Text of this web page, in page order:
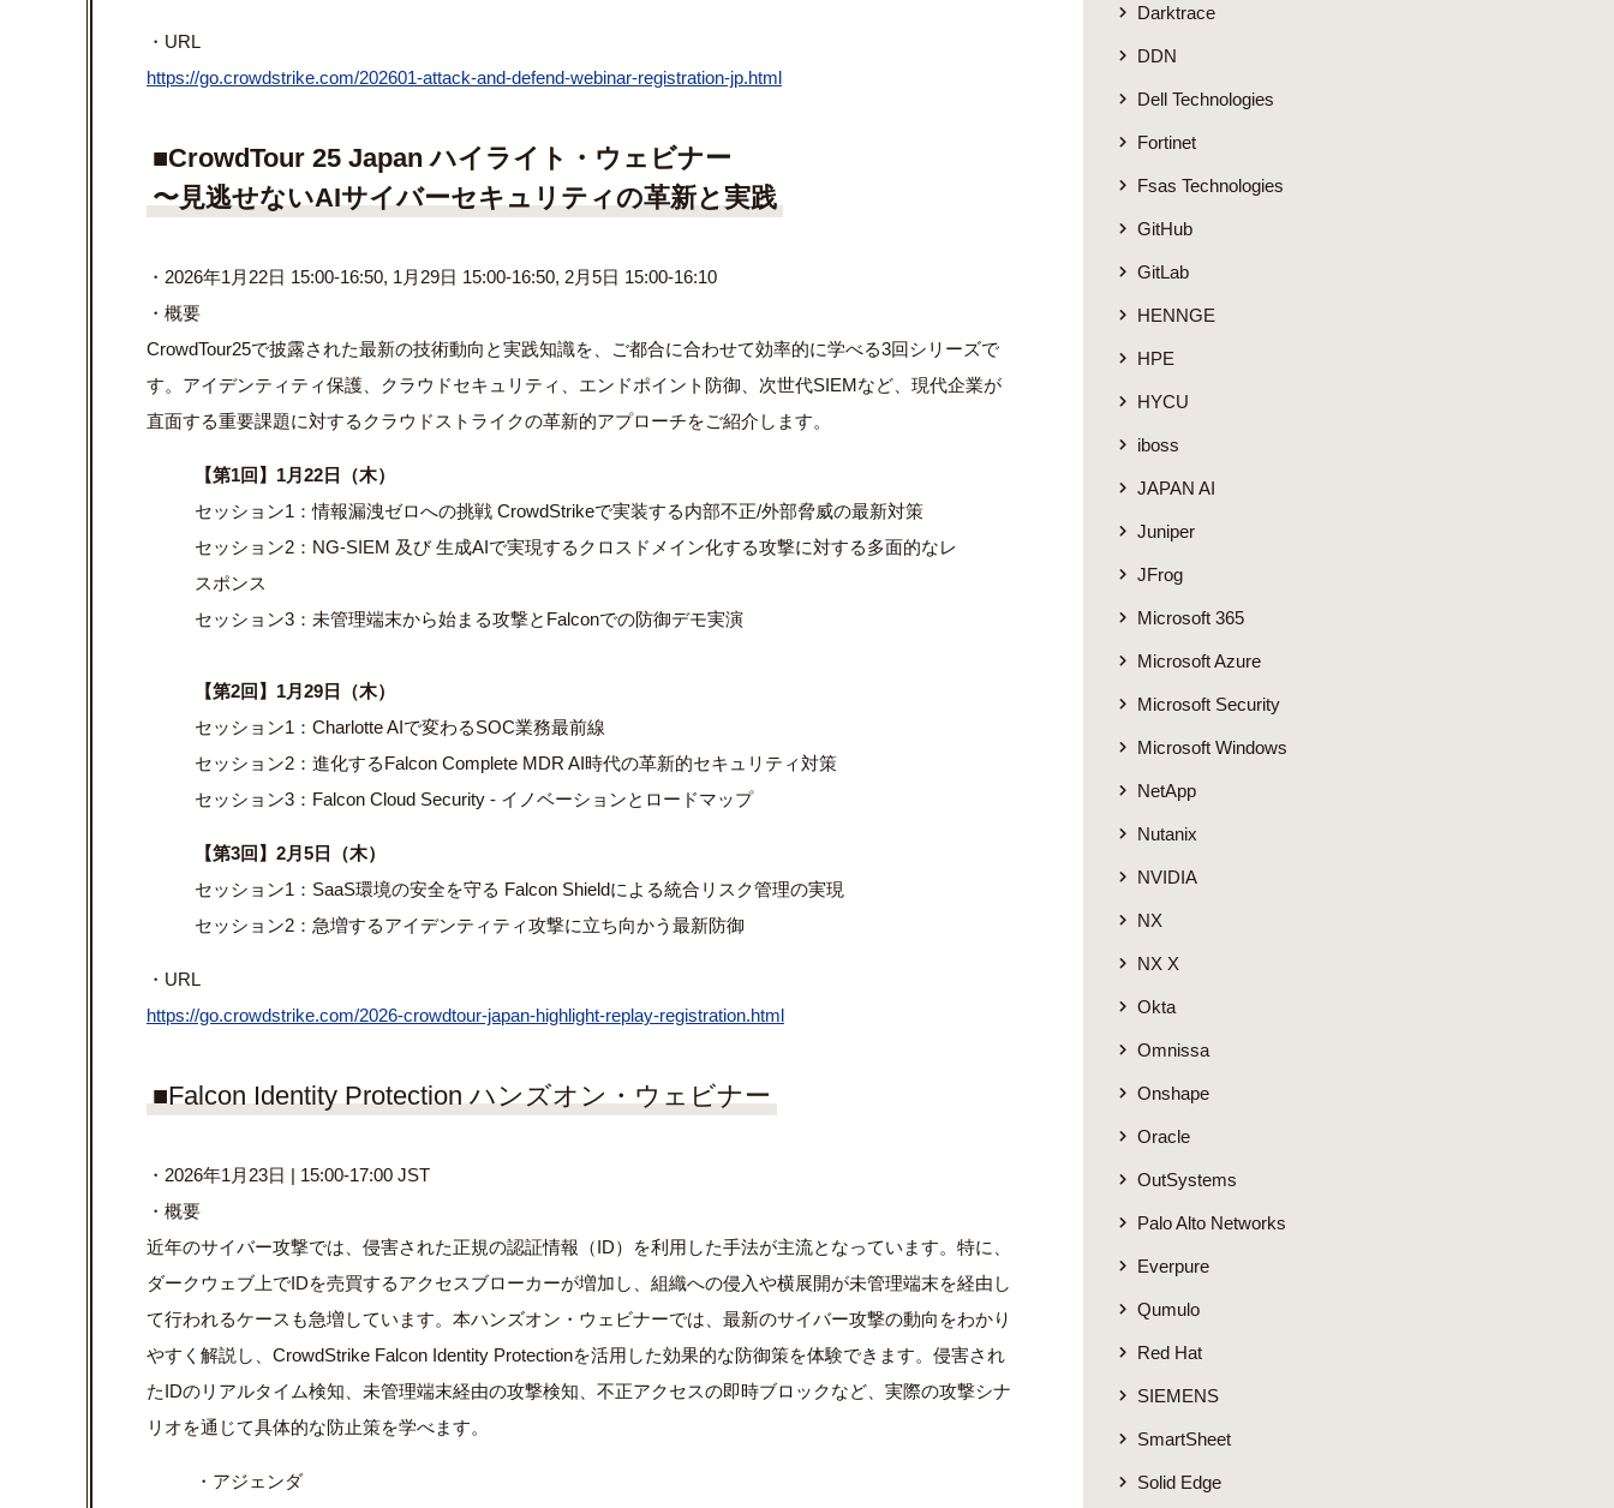
・URL
https://go.crowdstrike.com/202601-attack-and-defend-webinar-registration-jp.html
■CrowdTour 25 Japanハイライト・ウェビナー
〜見逃せないAIサイバーセキュリティの革新と実践
・2026年1月22日 15:00-16:50, 1月29日 15:00-16:50, 2月5日 15:00-16:10
・概要
CrowdTour25で披露された最新の技術動向と実践知識を、ご都合に合わせて効率的に学べる3回シリーズで
す。アイデンティティ保護、クラウドセキュリティ、エンドポイント防御、次世代SIEMなど、現代企業が
直面する重要課題に対するクラウドストライクの革新的アプローチをご紹介します。
【第1回】1月22日（木）
セッション1：情報漏洩ゼロへの挑戦 CrowdStrikeで実装する内部不正/外部脅威の最新対策
セッション2：NG-SIEM 及び 生成AIで実現するクロスドメイン化する攻撃に対する多面的なレ
スポンス
セッション3：未管理端末から始まる攻撃とFalconでの防御デモ実演
【第2回】1月29日（木）
セッション1：Charlotte AIで変わるSOC業務最前線
セッション2：進化するFalcon Complete MDR AI時代の革新的セキュリティ対策
セッション3：Falcon Cloud Security - イノベーションとロードマップ
【第3回】2月5日（木）
セッション1：SaaS環境の安全を守る Falcon Shieldによる統合リスク管理の実現
セッション2：急増するアイデンティティ攻撃に立ち向かう最新防御
・URL
https://go.crowdstrike.com/2026-crowdtour-japan-highlight-replay-registration.html
■Falcon Identity Protection ハンズオン・ウェビナー
・2026年1月23日 | 15:00-17:00 JST
・概要
近年のサイバー攻撃では、侵害された正規の認証情報（ID）を利用した手法が主流となっています。特に、
ダークウェブ上でIDを売買するアクセスブローカーが増加し、組織への侵入や横展開が未管理端末を経由し
て行われるケースも急増しています。本ハンズオン・ウェビナーでは、最新のサイバー攻撃の動向をわかり
やすく解説し、CrowdStrike Falcon Identity Protectionを活用した効果的な防御策を体験できます。侵害され
たIDのリアルタイム検知、未管理端末経由の攻撃検知、不正アクセスの即時ブロックなど、実際の攻撃シナ
リオを通じて具体的な防止策を学べます。
・アジェンダ
Darktrace
DDN
Dell Technologies
Fortinet
Fsas Technologies
GitHub
GitLab
HENNGE
HPE
HYCU
iboss
JAPAN AI
Juniper
JFrog
Microsoft 365
Microsoft Azure
Microsoft Security
Microsoft Windows
NetApp
Nutanix
NVIDIA
NX
NX X
Okta
Omnissa
Onshape
Oracle
OutSystems
Palo Alto Networks
Everpure
Qumulo
Red Hat
SIEMENS
SmartSheet
Solid Edge